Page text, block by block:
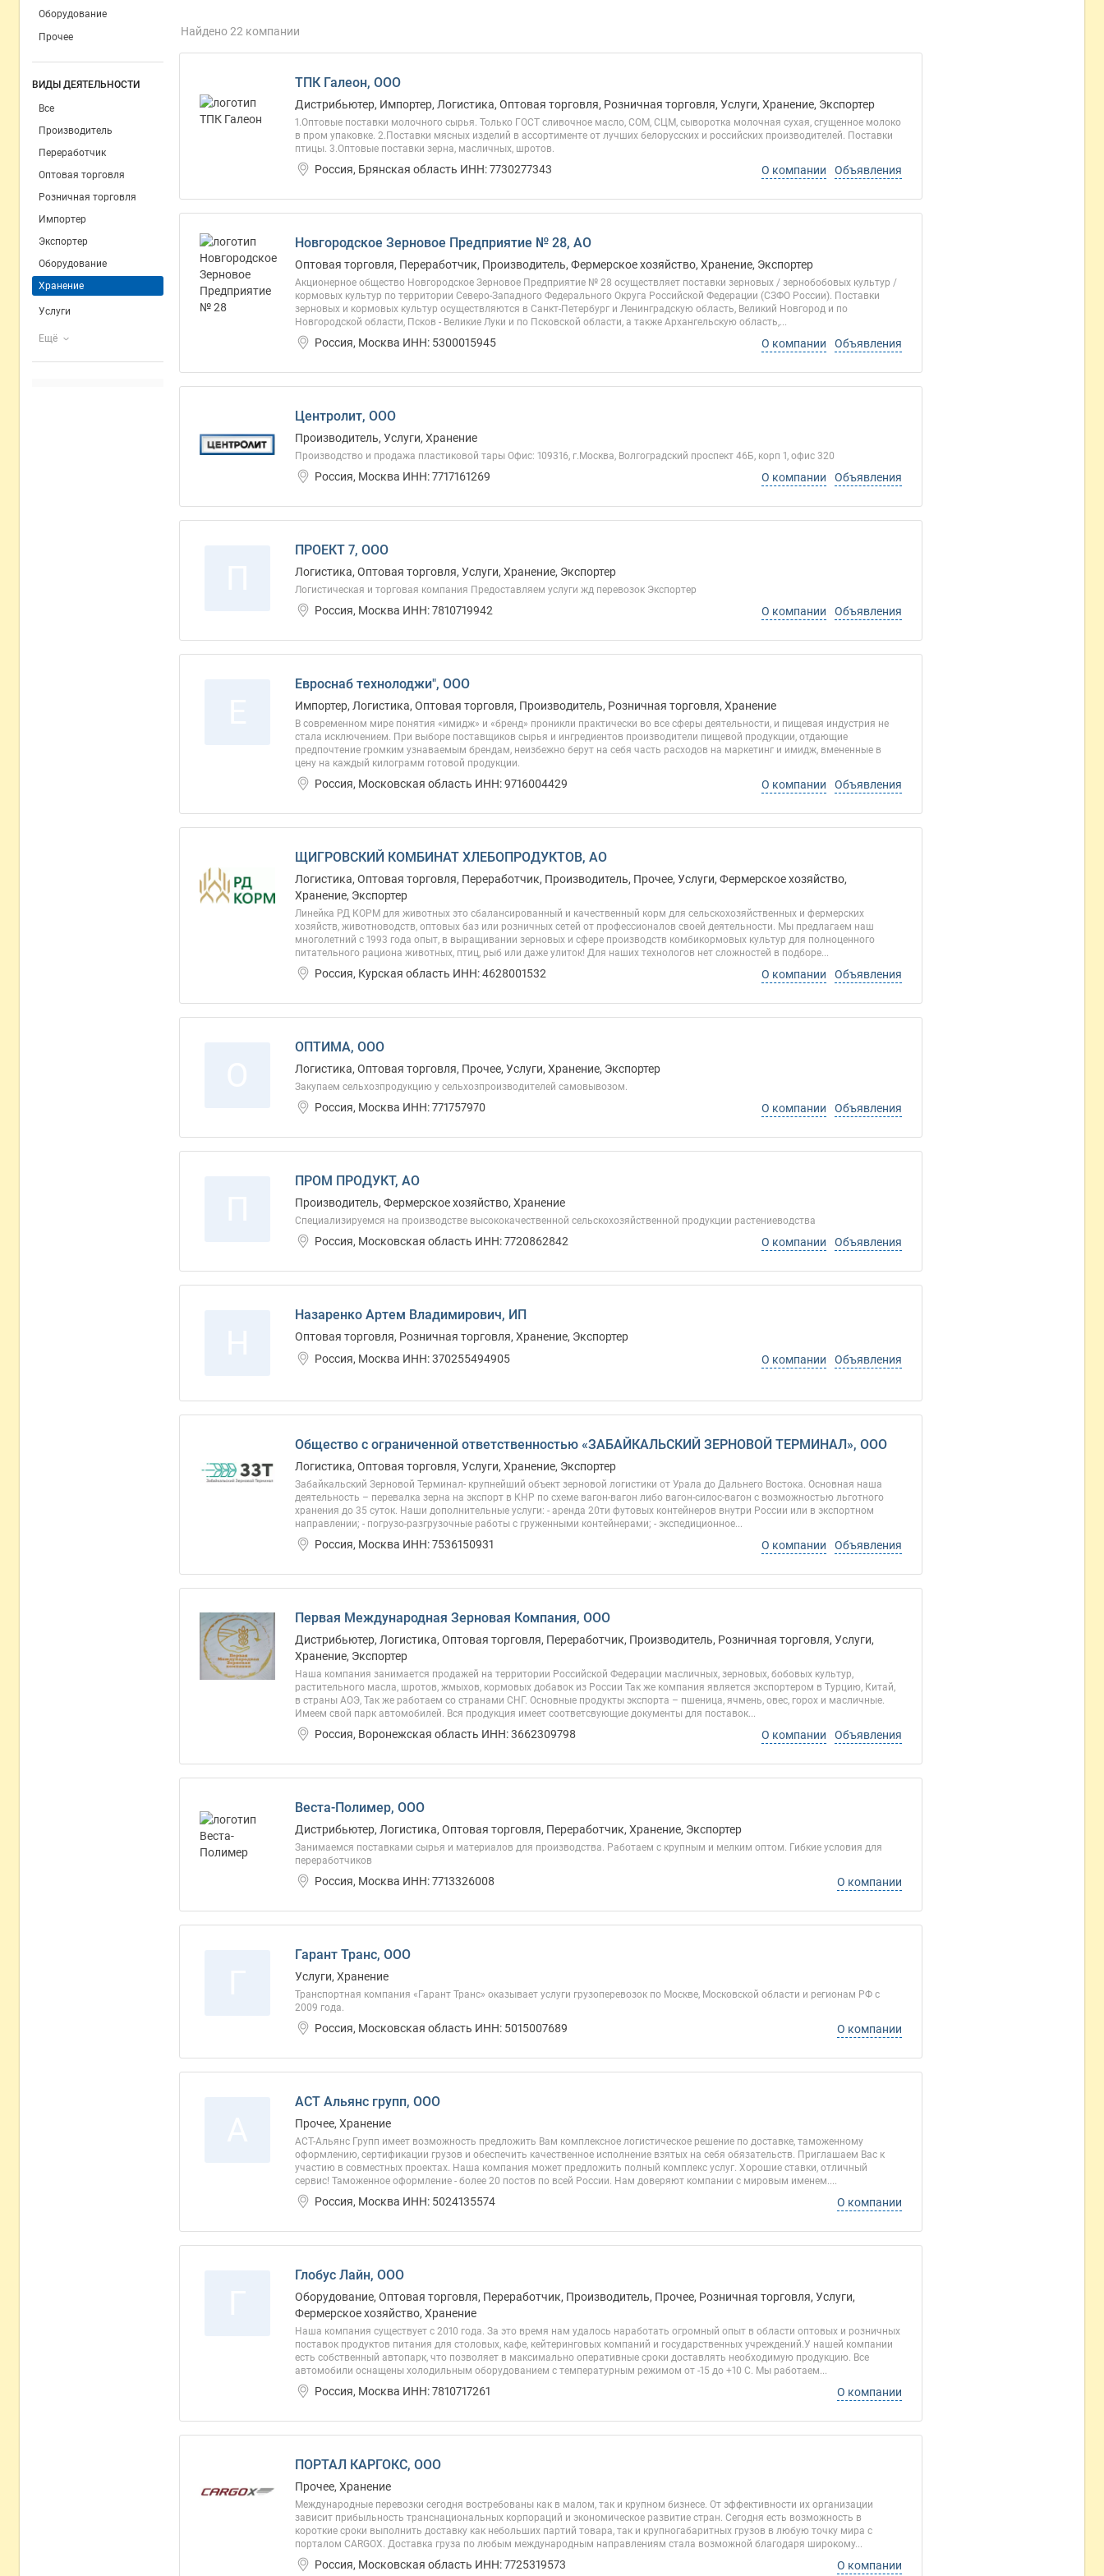
Оборудование
Прочее
ВИДЫ ДЕЯТЕЛЬНОСТИ
Все
Производитель
Переработчик
Оптовая торговля
Розничная торговля
Импортер
Экспортер
Оборудование
Хранение
Услуги
Ещё
Найдено 22 компании
ТПК Галеон, ООО
Дистрибьютер, Импортер, Логистика, Оптовая торговля, Розничная торговля, Услуги, Хранение, Экспортер
1.Оптовые поставки молочного сырья. Только ГОСТ сливочное масло, СОМ, СЦМ, сыворотка молочная сухая, сгущенное молоко
в пром упаковке. 2.Поставки мясных изделий в ассортименте от лучших белорусских и российских производителей. Поставки
птицы. 3.Оптовые поставки зерна, масличных, шротов.
Россия, Брянская область ИНН: 7730277343 О компании Объявления
Новгородское Зерновое Предприятие № 28, АО
Оптовая торговля, Переработчик, Производитель, Фермерское хозяйство, Хранение, Экспортер
Акционерное общество Новгородское Зерновое Предприятие № 28 осуществляет поставки зерновых / зернобобовых культур /
кормовых культур по территории Северо-Западного Федерального Округа Российской Федерации (СЗФО России). Поставки
зерновых и кормовых культур осуществляются в Санкт-Петербург и Ленинградскую область, Великий Новгород и по
Новгородской области, Псков - Великие Луки и по Псковской области, а также Архангельскую область,...
Россия, Москва ИНН: 5300015945 О компании Объявления
Центролит, ООО
Производитель, Услуги, Хранение
Производство и продажа пластиковой тары Офис: 109316, г.Москва, Волгоградский проспект 46Б, корп 1, офис 320
Россия, Москва ИНН: 7717161269 О компании Объявления
ПРОЕКТ 7, ООО
Логистика, Оптовая торговля, Услуги, Хранение, Экспортер
Логистическая и торговая компания Предоставляем услуги жд перевозок Экспортер
Россия, Москва ИНН: 7810719942 О компании Объявления
Евроснаб технолоджи", ООО
Импортер, Логистика, Оптовая торговля, Производитель, Розничная торговля, Хранение
В современном мире понятия «имидж» и «бренд» проникли практически во все сферы деятельности, и пищевая индустрия не
стала исключением. При выборе поставщиков сырья и ингредиентов производители пищевой продукции, отдающие
предпочтение громким узнаваемым брендам, неизбежно берут на себя часть расходов на маркетинг и имидж, вмененные в
цену на каждый килограмм готовой продукции.
Россия, Московская область ИНН: 9716004429 О компании Объявления
ЩИГРОВСКИЙ КОМБИНАТ ХЛЕБОПРОДУКТОВ, АО
Логистика, Оптовая торговля, Переработчик, Производитель, Прочее, Услуги, Фермерское хозяйство,
Хранение, Экспортер
Линейка РД КОРМ для животных это сбалансированный и качественный корм для сельскохозяйственных и фермерских
хозяйств, животноводств, оптовых баз или розничных сетей от профессионалов своей деятельности. Мы предлагаем наш
многолетний с 1993 года опыт, в выращивании зерновых и сфере производств комбикормовых культур для полноценного
питательного рациона животных, птиц, рыб или даже улиток! Для наших технологов нет сложностей в подборе...
Россия, Курская область ИНН: 4628001532 О компании Объявления
ОПТИМА, ООО
Логистика, Оптовая торговля, Прочее, Услуги, Хранение, Экспортер
Закупаем сельхозпродукцию у сельхозпроизводителей самовывозом.
Россия, Москва ИНН: 771757970 О компании Объявления
ПРОМ ПРОДУКТ, АО
Производитель, Фермерское хозяйство, Хранение
Специализируемся на производстве высококачественной сельскохозяйственной продукции растениеводства
Россия, Московская область ИНН: 7720862842 О компании Объявления
Назаренко Артем Владимирович, ИП
Оптовая торговля, Розничная торговля, Хранение, Экспортер
Россия, Москва ИНН: 370255494905
О компании Объявления
Общество с ограниченной ответственностью «ЗАБАЙКАЛЬСКИЙ ЗЕРНОВОЙ ТЕРМИНАЛ», ООО
Логистика, Оптовая торговля, Услуги, Хранение, Экспортер
Забайкальский Зерновой Терминал- крупнейший объект зерновой логистики от Урала до Дальнего Востока. Основная наша
деятельность – перевалка зерна на экспорт в КНР по схеме вагон-вагон либо вагон-силос-вагон с возможностью льготного
хранения до 35 суток. Наши дополнительные услуги: - аренда 20ти футовых контейнеров внутри России или в экспортном
направлении; - погрузо-разгрузочные работы с груженными контейнерами; - экспедиционное...
Россия, Москва ИНН: 7536150931 О компании Объявления
Первая Международная Зерновая Компания, ООО
Дистрибьютер, Логистика, Оптовая торговля, Переработчик, Производитель, Розничная торговля, Услуги,
Хранение, Экспортер
Наша компания занимается продажей на территории Российской Федерации масличных, зерновых, бобовых культур,
растительного масла, шротов, жмыхов, кормовых добавок из России Так же компания является экспортером в Турцию, Китай,
в страны АОЭ, Так же работаем со странами СНГ. Основные продукты экспорта – пшеница, ячмень, овес, горох и масличные.
Имеем свой парк автомобилей. Вся продукция имеет соответсвующие документы для поставок...
Россия, Воронежская область ИНН: 3662309798 О компании Объявления
Веста-Полимер, ООО
Дистрибьютер, Логистика, Оптовая торговля, Переработчик, Хранение, Экспортер
Занимаемся поставками сырья и материалов для производства. Работаем с крупным и мелким оптом. Гибкие условия для
переработчиков
Россия, Москва ИНН: 7713326008 О компании
Гарант Транс, ООО
Услуги, Хранение
Транспортная компания «Гарант Транс» оказывает услуги грузоперевозок по Москве, Московской области и регионам РФ c
2009 года.
Россия, Московская область ИНН: 5015007689 О компании
АСТ Альянс групп, ООО
Прочее, Хранение
АСТ-Альянс Групп имеет возможность предложить Вам комплексное логистическое решение по доставке, таможенному
оформлению, сертификации грузов и обеспечить качественное исполнение взятых на себя обязательств. Приглашаем Вас к
участию в совместных проектах. Наша компания может предложить полный комплекс услуг. Хорошие ставки, отличный
сервис! Таможенное оформление - более 20 постов по всей России. Нам доверяют компании с мировым именем....
Россия, Москва ИНН: 5024135574 О компании
Глобус Лайн, ООО
Оборудование, Оптовая торговля, Переработчик, Производитель, Прочее, Розничная торговля, Услуги,
Фермерское хозяйство, Хранение
Наша компания существует с 2010 года. За это время нам удалось наработать огромный опыт в области оптовых и розничных
поставок продуктов питания для столовых, кафе, кейтеринговых компаний и государственных учреждений.У нашей компании
есть собственный автопарк, что позволяет в максимально оперативные сроки доставлять необходимую продукцию. Все
автомобили оснащены холодильным оборудованием с температурным режимом от -15 до +10 C. Мы работаем...
Россия, Москва ИНН: 7810717261 О компании
ПОРТАЛ КАРГОКС, ООО
Прочее, Хранение
Международные перевозки сегодня востребованы как в малом, так и крупном бизнесе. От эффективности их организации
зависит прибыльность транснациональных корпораций и экономическое развитие стран. Сегодня есть возможность в
короткие сроки выполнить доставку как небольших партий товара, так и крупногабаритных грузов в любую точку мира с
порталом CARGOX. Доставка груза по любым международным направлениям стала возможной благодаря широкому...
Россия, Московская область ИНН: 7725319573 О компании